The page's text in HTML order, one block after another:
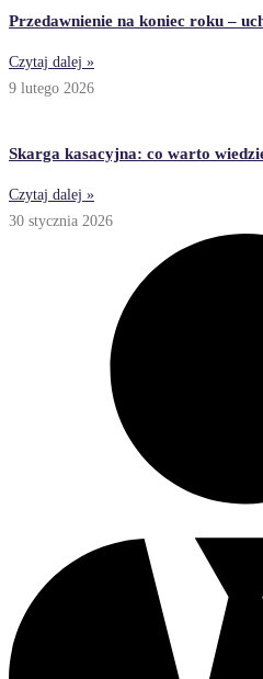
Przedawnienie na koniec roku –
Czytaj dalej »
9 lutego 2026
Skarga kasacyjna: co warto
Czytaj dalej »
30 stycznia 2026